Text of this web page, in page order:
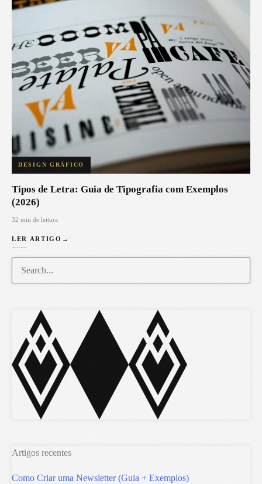
DESIGN GRÁFICO
Tipos de Letra: Guia de Tipografia com Exemplos
(2026)
32 min de leitura
LER ARTIGO →
Artigos recentes
Como Criar uma Newsletter (Guia + Exemplos)